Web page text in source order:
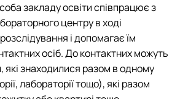
закладу освіти співпрацює з
центру в ході
і допомагає їм
осіб. До контактних можуть
які знаходилися разом в одному
лабораторії тощо), які разом